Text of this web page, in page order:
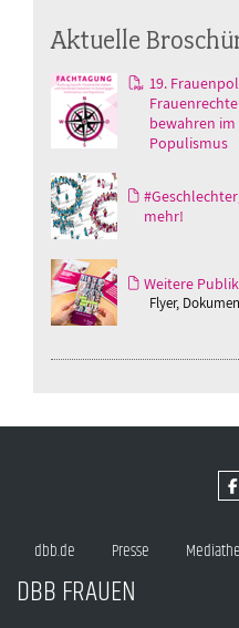
Aktuelle
19.
bewahren
Populismus
mehr!
Weitere
Flyer,
dbb.de Presse
DBB FRAUEN